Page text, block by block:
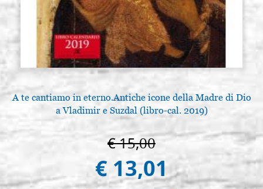
A te cantiamo in eterno.Antiche icone della Madre di Dio
a Vladimir e Suzdal (libro-cal. 2019)
€ 15,00
€ 13,01